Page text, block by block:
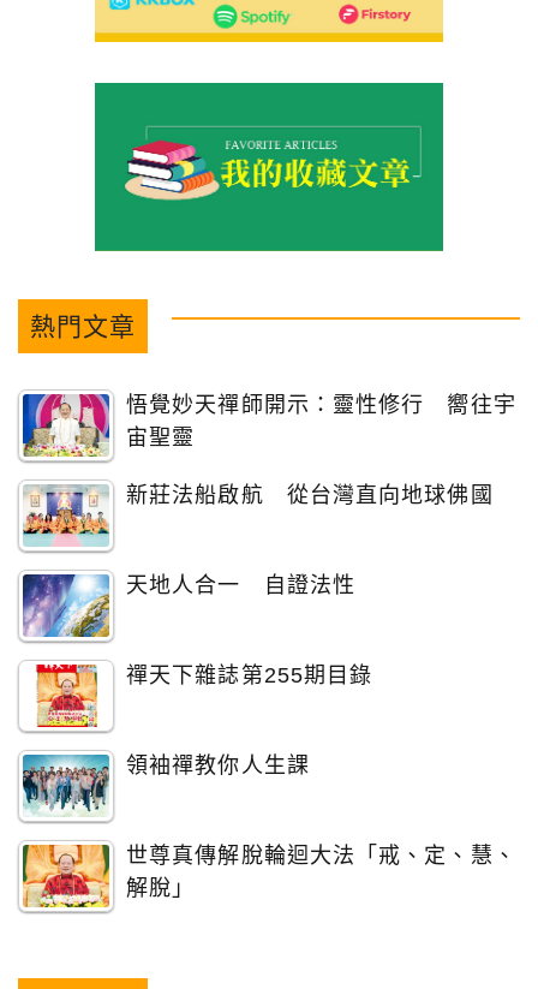
熱門文章
悟覺妙天禪師開示：靈性修行 嚮往宇
宙聖靈
新莊法船啟航 從台灣直向地球佛國
天地人合一 自證法性
禪天下雜誌第255期目錄
領袖禪教你人生課
世尊真傳解脫輪迴大法「戒、定、慧、
解脫」